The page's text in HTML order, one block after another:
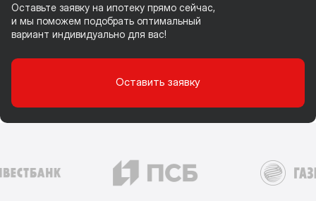
Оставьте заявку на ипотеку прямо сейчас,
и мы поможем подобрать оптимальный
вариант индивидуально для вас!
Оставить заявку